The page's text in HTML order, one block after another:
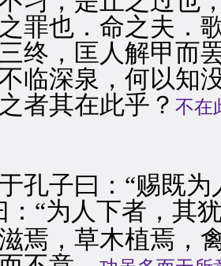
罪也．命之夫．
终，匡人解甲而
临深泉，何以知
者其在此乎？ 不在
子曰：“赐既为
：“为人下者，其
焉，草木植焉，